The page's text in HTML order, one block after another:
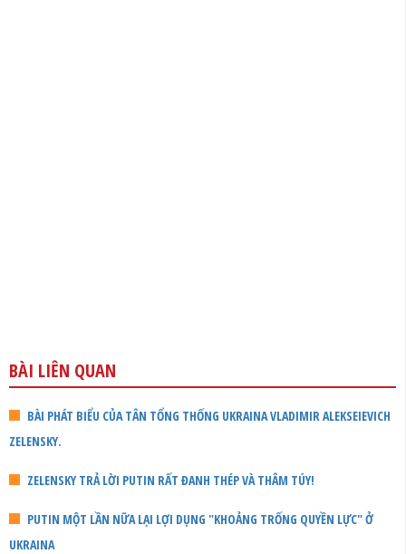
BÀI LIÊN QUAN
BÀI PHÁT BIỂU CỦA TÂN TỔNG THỐNG UKRAINA VLADIMIR ALEKSEIEVICH
ZELENSKY.
ZELENSKY TRẢ LỜI PUTIN RẤT ĐANH THÉP VÀ THÂM TÚY!
PUTIN MỘT LẦN NỮA LẠI LỢI DỤNG "KHOẢNG TRỐNG QUYỀN LỰC" Ở
UKRAINA